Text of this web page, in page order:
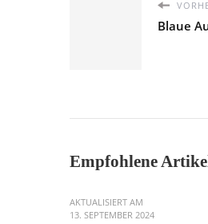
Blaue
Empfohlene Artikel
AKTUALISIERT AM
13. SEPTEMBER 2024